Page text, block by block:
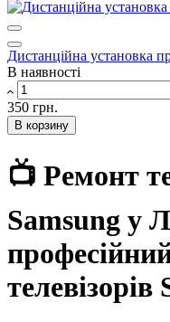
Дистанційна установка
В наявності
350 грн.
В корзину
📺 Ремонт
Samsung у